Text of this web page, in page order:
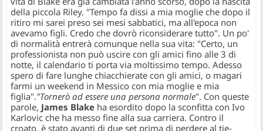
della piccola Riley. "Tempo fa dissi a mia moglie che dopo il
ritiro mi sarei preso sei mesi sabbatici, ma all'epoca non
avevamo figli. Credo che dovrò riconsiderare tutto". Un po'
di normalità entrerà comunque nella sua vita: "Certo, un
professionista non può uscire con gli amici fino alle 3 di
notte, il calendario ti porta via moltissimo tempo. Adesso
spero di fare lunghe chiacchierate con gli amici, o magari
farmi un weekend in Messico con mia moglie e mia
figlia"."Tornerò ad essere una persona normale". Con queste
parole, James Blake ha esordito dopo la sconfitta con Ivo
Karlovic che ha messo fine alla sua carriera. Contro il
croato, è stato avanti di due set prima di perdere al tie-